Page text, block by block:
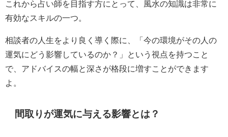
これから占い師を目指す方にとって、風水の知識は非常に
有効なスキルの一つ。
相談者の人生をより良く導く際に、「今の環境がその人の
運気にどう影響しているのか？」という視点を持つこと
で、アドバイスの幅と深さが格段に増すことができます
よ。
間取りが運気に与える影響とは？